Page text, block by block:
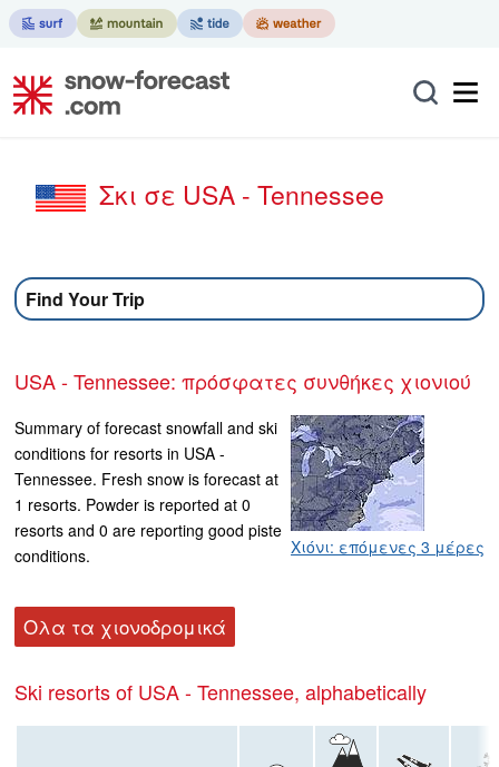
Σκι σε USA - Tennessee
Find Your Trip
USA - Tennessee: πρόσφατες συνθήκες χιονιού
Χιόνι: επόμενες 3 μέρες
Summary of forecast snowfall and ski
conditions for resorts in USA -
Tennessee. Fresh snow is forecast at
1 resorts. Powder is reported at 0
resorts and 0 are reporting good piste
conditions.
Ολα τα χιονοδρομικά
Ski resorts of USA - Tennessee, alphabetically